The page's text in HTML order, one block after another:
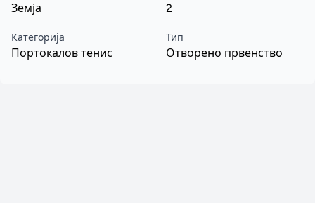
Земја 2
Категорија
Портокалов тенис
Тип
Отворено првенство